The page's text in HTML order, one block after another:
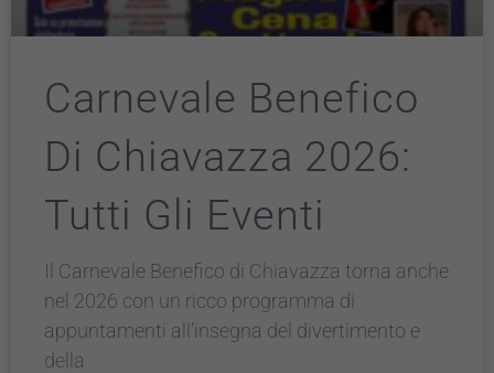
Carnevale Benefico
Di Chiavazza 2026:
Tutti Gli Eventi
Il Carnevale Benefico di Chiavazza torna anche
nel 2026 con un ricco programma di
appuntamenti all’insegna del divertimento e
della